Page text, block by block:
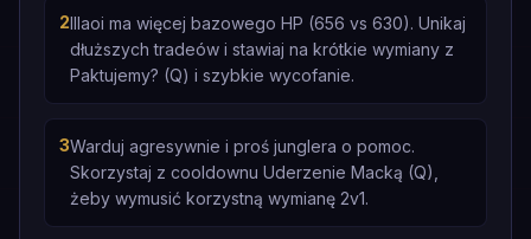
2Illaoi ma więcej bazowego HP (656 vs 630). Unikaj
dłuższych tradeów i stawiaj na krótkie wymiany z
Paktujemy? (Q) i szybkie wycofanie.
3Warduj agresywnie i proś junglera o pomoc.
Skorzystaj z cooldownu Uderzenie Macką (Q),
żeby wymusić korzystną wymianę 2v1.